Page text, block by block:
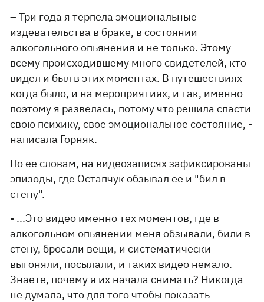
– Три года я терпела эмоциональные
издевательства в браке, в состоянии
алкогольного опьянения и не только. Этому
всему происходившему много свидетелей, кто
видел и был в этих моментах. В путешествиях
когда было, и на мероприятиях, и так, именно
поэтому я развелась, потому что решила спасти
свою психику, свое эмоциональное состояние, -
написала Горняк.
По ее словам, на видеозаписях зафиксированы
эпизоды, где Остапчук обзывал ее и "бил в
стену".
- ...Это видео именно тех моментов, где в
алкогольном опьянении меня обзывали, били в
стену, бросали вещи, и систематически
выгоняли, посылали, и таких видео немало.
Знаете, почему я их начала снимать? Никогда
не думала, что для того чтобы показать